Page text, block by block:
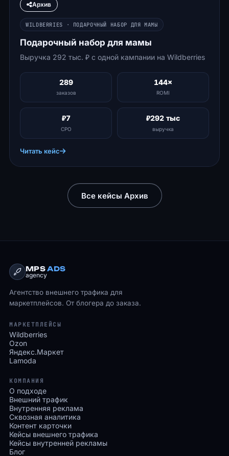
Архив
WILDBERRIES · ПОДАРОЧНЫЙ НАБОР ДЛЯ МАМЫ
Подарочный набор для мамы
Выручка 292 тыс. ₽ с одной кампании на Wildberries
289
заказов
144×
ROMI
₽7
CPO
₽292 тыс
выручка
Читать кейс
Все кейсы Архив
MPSADS
agency
Агентство внешнего трафика для
маркетплейсов. От блогера до заказа.
МАРКЕТПЛЕЙСЫ
Wildberries
Ozon
Яндекс.Маркет
Lamoda
КОМПАНИЯ
О подходе
Внешний трафик
Внутренняя реклама
Сквозная аналитика
Контент карточки
Кейсы внешнего трафика
Кейсы внутренней рекламы
Блог